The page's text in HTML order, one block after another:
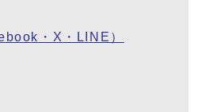
・X・LINE）